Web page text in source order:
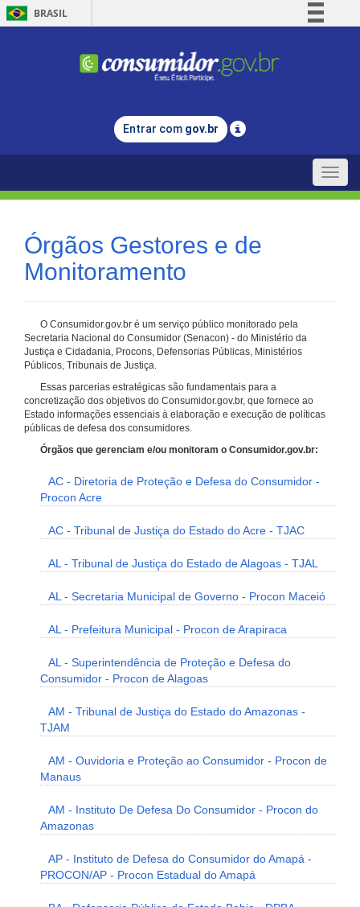
BRASIL
Comunica BR
Legislação
Entrar com gov.br
Toggle
Órgãos Gestores e de
Monitoramento
O Consumidor.gov.br é um serviço público monitorado pela
Secretaria Nacional do Consumidor (Senacon) - do Ministério da
Justiça e Cidadania, Procons, Defensorias Públicas, Ministérios
Públicos, Tribunais de Justiça.
Essas parcerias estratégicas são fundamentais para a
concretização dos objetivos do Consumidor.gov.br, que fornece ao
Estado informações essenciais à elaboração e execução de políticas
públicas de defesa dos consumidores.
Órgãos que gerenciam e/ou monitoram o Consumidor.gov.br:
AC - Diretoria de Proteção e Defesa do Consumidor -
Procon Acre
AC - Tribunal de Justiça do Estado do Acre - TJAC
AL - Tribunal de Justiça do Estado de Alagoas - TJAL
AL - Secretaria Municipal de Governo - Procon Maceió
AL - Prefeitura Municipal - Procon de Arapiraca
AL - Superintendência de Proteção e Defesa do
Consumidor - Procon de Alagoas
AM - Tribunal de Justiça do Estado do Amazonas -
TJAM
AM - Ouvidoria e Proteção ao Consumidor - Procon de
Manaus
AM - Instituto De Defesa Do Consumidor - Procon do
Amazonas
AP - Instituto de Defesa do Consumidor do Amapá -
PROCON/AP - Procon Estadual do Amapá